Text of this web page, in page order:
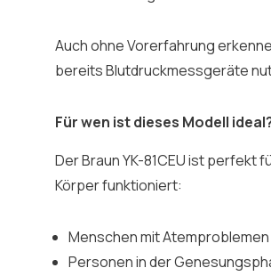
Auch ohne Vorerfahrung
bereits Blutdruckmessgeräte
Für wen ist dieses Modell
Der Braun YK-81CEU ist perfekt
Körper funktioniert:
Menschen mit Atemproblemen
Personen in der